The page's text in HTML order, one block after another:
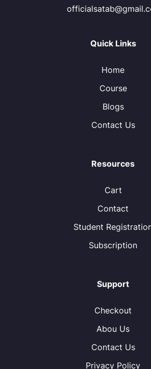
Quick Links
Home
Course
Blogs
Contact Us
Resources
Cart
Contact
Student
Subscription
Support
Checkout
Abou Us
Contact Us
Privacy Policy